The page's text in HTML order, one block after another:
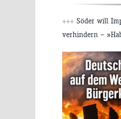
+++ Söder will
verhindern –